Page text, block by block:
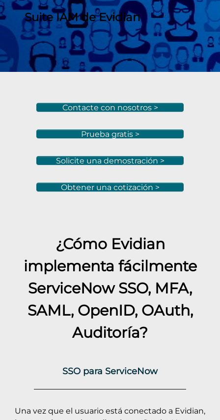
Suite IAM de Evidian
Contacte con nosotros >
Prueba gratis >
Solicite una demostración >
Obtener una cotización >
¿Cómo Evidian
implementa fácilmente
ServiceNowSSO, MFA,
SAML, OpenID, OAuth,
Auditoría?
SSO para ServiceNow
Una vez que el usuario está conectado a Evidian,